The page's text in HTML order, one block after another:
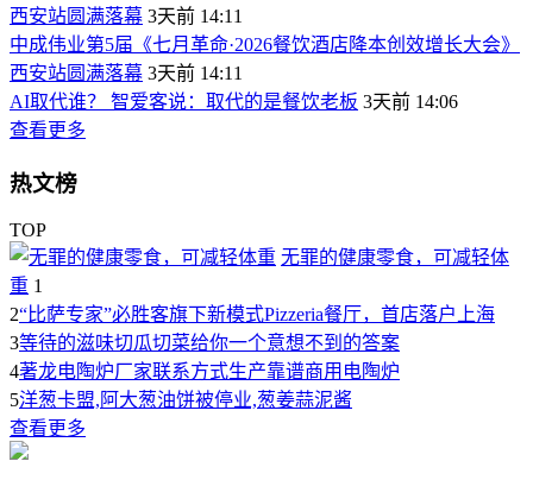
西安站圆满落幕 3天前 14:11
中成伟业第5届《七月革命·2026餐饮酒店降本创效增长大会》
西安站圆满落幕 3天前 14:11
AI取代谁？ 智爱客说：取代的是餐饮老板 3天前 14:06
查看更多
热文榜
TOP
无罪的健康零食，可减轻体
重 1
2“比萨专家”必胜客旗下新模式Pizzeria餐厅，首店落户上海
3等待的滋味切瓜切菜给你一个意想不到的答案
4著龙电陶炉厂家联系方式生产靠谱商用电陶炉
5洋葱卡盟,阿大葱油饼被停业,葱姜蒜泥酱
查看更多